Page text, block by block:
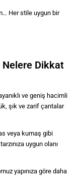
Her stile uygun bir
Nelere Dikkat
ve geniş hacimli
şık ve zarif çantalar
veya kumaş gibi
uygun olanı
yapınıza göre daha